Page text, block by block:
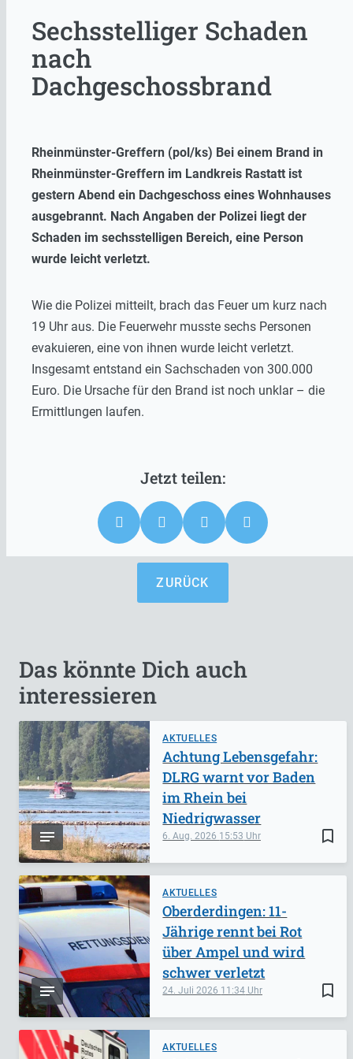
Sechsstelliger Schaden
nach
Dachgeschossbrand
Rheinmünster-Greffern (pol/ks) Bei einem Brand in
Rheinmünster-Greffern im Landkreis Rastatt ist
gestern Abend ein Dachgeschoss eines Wohnhauses
ausgebrannt. Nach Angaben der Polizei liegt der
Schaden im sechsstelligen Bereich, eine Person
wurde leicht verletzt.
Wie die Polizei mitteilt, brach das Feuer um kurz nach
19 Uhr aus. Die Feuerwehr musste sechs Personen
evakuieren, eine von ihnen wurde leicht verletzt.
Insgesamt entstand ein Sachschaden von 300.000
Euro. Die Ursache für den Brand ist noch unklar – die
Ermittlungen laufen.
ZURÜCK
Das könnte Dich auch
interessieren
AKTUELLES
bookmark_border
6. Aug. 2026 15:53
Achtung Lebensgefahr:
DLRG warnt vor Baden
im Rhein bei
Niedrigwasser
AKTUELLES
bookmark_border
24. Juli 2026 11:34
Oberderdingen: 11-
Jährige rennt bei Rot
über Ampel und wird
schwer verletzt
AKTUELLES